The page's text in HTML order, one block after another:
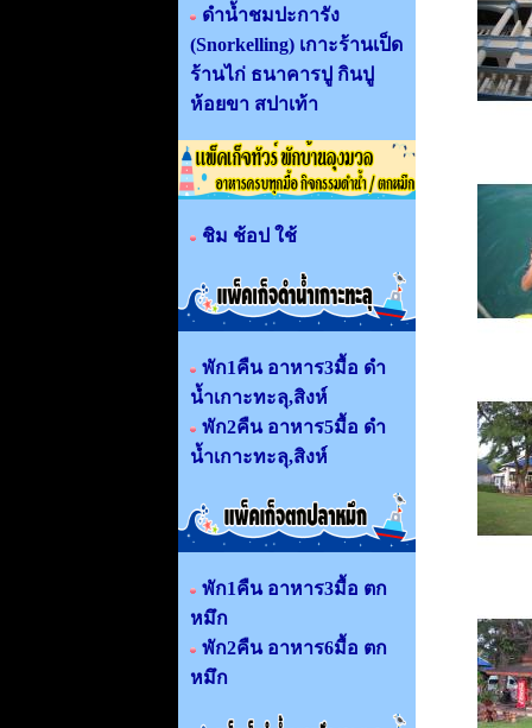
ดำน้ำชมปะการัง
(Snorkelling) เกาะร้านเป็ด
ร้านไก่ ธนาคารปู กินปู
ห้อยขา สปาเท้า
ชิม ช้อป ใช้
พัก1คืน อาหาร3มื้อ ดำ
น้ำเกาะทะลุ,สิงห์
พัก2คืน อาหาร5มื้อ ดำ
น้ำเกาะทะลุ,สิงห์
พัก1คืน อาหาร3มื้อ ตก
หมึก
พัก2คืน อาหาร6มื้อ ตก
หมึก